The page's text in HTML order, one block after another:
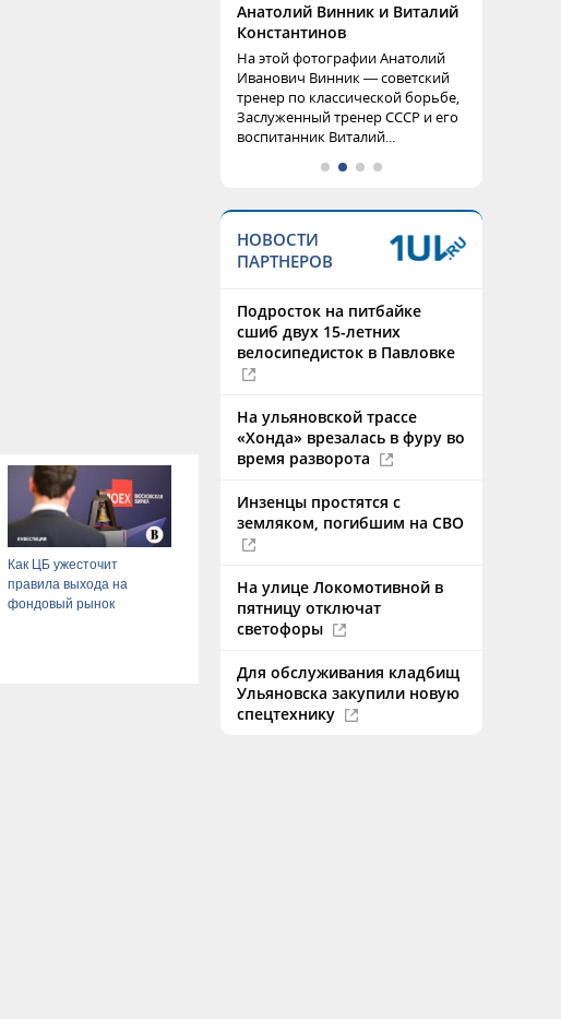
Как ЦБ ужесточит
правила выхода на
фондовый рынок
Анатолий Винник и Виталий
Константинов
На этой фотографии Анатолий
Иванович Винник — советский
тренер по классической борьбе,
Заслуженный тренер СССР и его
воспитанник Виталий...
НОВОСТИ
ПАРТНЕРОВ
Подросток на питбайке
сшиб двух 15-летних
велосипедисток в Павловке
На ульяновской трассе
«Хонда» врезалась в фуру во
время разворота
Инзенцы простятся с
земляком, погибшим на СВО
На улице Локомотивной в
пятницу отключат
светофоры
Для обслуживания кладбищ
Ульяновска закупили новую
спецтехнику